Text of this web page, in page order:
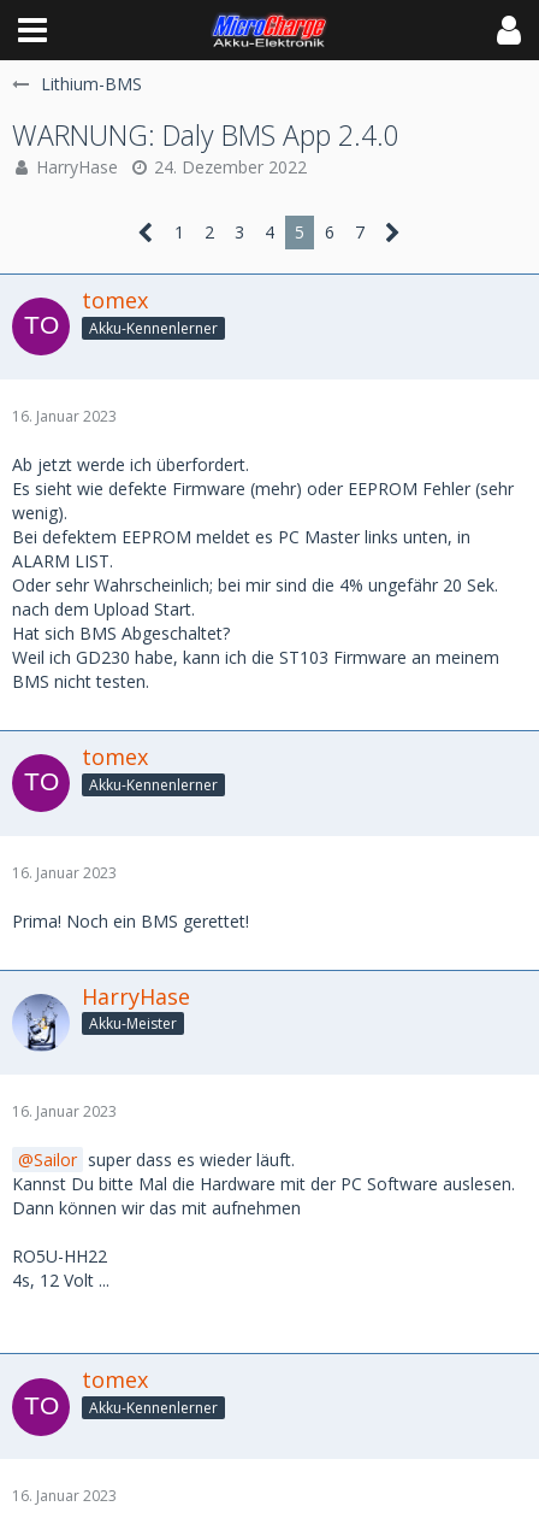
Lithium-BMS
WARNUNG: Daly BMS App 2.4.0
HarryHase 24. Dezember 2022
1 2 3 4 5 6 7
tomex
Akku-Kennenlerner
16. Januar 2023
Ab jetzt werde ich überfordert.
Es sieht wie defekte Firmware (mehr) oder EEPROM Fehler (sehr
wenig).
Bei defektem EEPROM meldet es PC Master links unten, in
ALARM LIST.
Oder sehr Wahrscheinlich; bei mir sind die 4% ungefähr 20 Sek.
nach dem Upload Start.
Hat sich BMS Abgeschaltet?
Weil ich GD230 habe, kann ich die ST103 Firmware an meinem
BMS nicht testen.
tomex
Akku-Kennenlerner
16. Januar 2023
Prima! Noch ein BMS gerettet!
HarryHase
Akku-Meister
16. Januar 2023
Sailor super dass es wieder läuft.
Kannst Du bitte Mal die Hardware mit der PC Software auslesen.
Dann können wir das mit aufnehmen
RO5U-HH22
4s, 12 Volt ...
tomex
Akku-Kennenlerner
16. Januar 2023